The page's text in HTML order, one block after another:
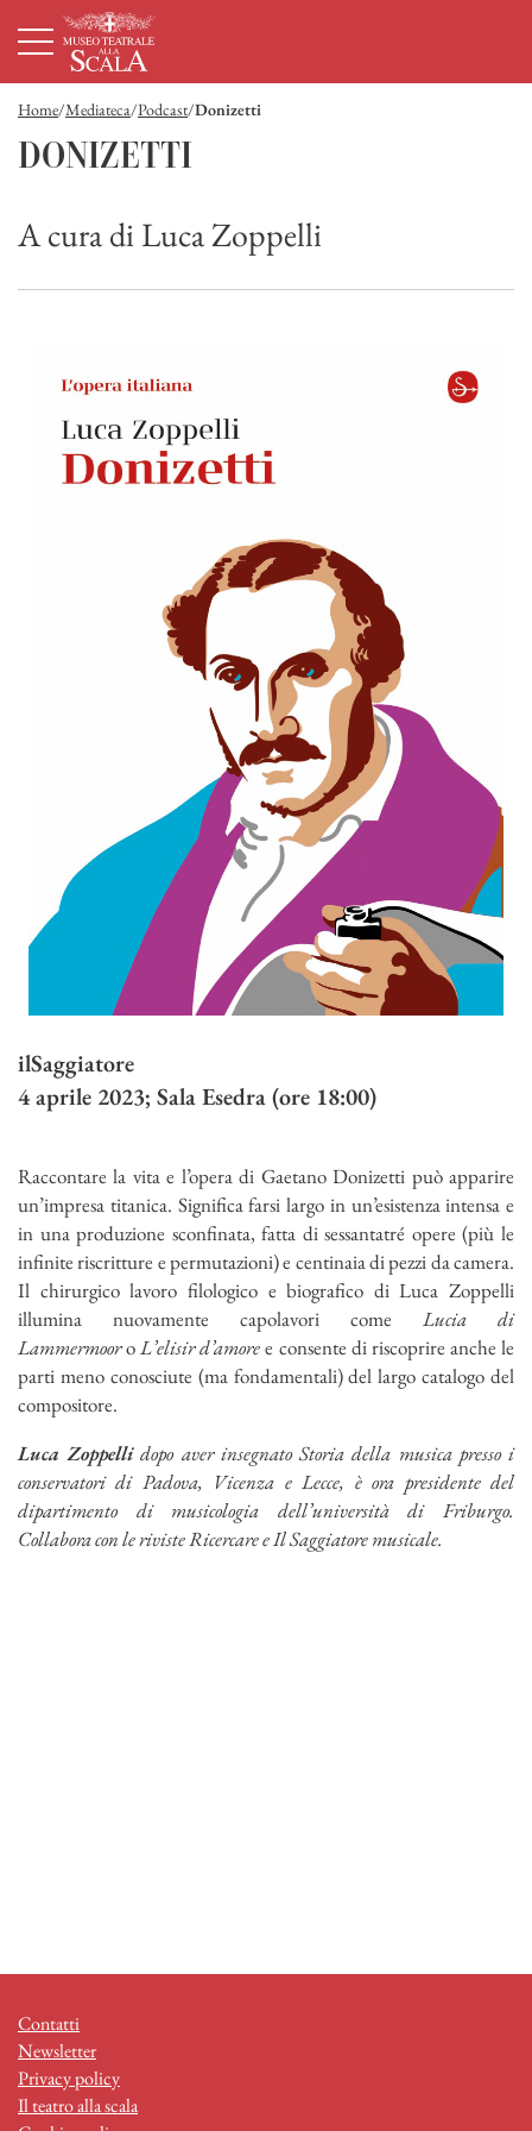
HomepageMenù principale
Home Mediateca Podcast Donizetti
Donizetti
DONIZETTI
A cura di Luca Zoppelli
ilSaggiatore
4 aprile 2023; Sala Esedra (ore 18:00)
Raccontare la vita e l’opera di Gaetano Donizetti può apparire
un’impresa titanica. Significa farsi largo in un’esistenza intensa e
in una produzione sconfinata, fatta di sessantatré opere (più le
infinite riscritture e permutazioni) e centinaia di pezzi da camera.
Il chirurgico lavoro filologico e biografico di Luca Zoppelli
illumina nuovamente capolavori come Lucia di
LammermooroL’elisir d’amoree consente di riscoprire anche le
parti meno conosciute (ma fondamentali) del largo catalogo del
compositore.
Luca Zoppellidopo aver insegnato Storia della musica presso i
conservatori di Padova, Vicenza e Lecce, è ora presidente del
dipartimento di musicologia dell’università di Friburgo.
Collabora con le riviste Ricercare e Il Saggiatore musicale.
Contatti
Newsletter
Privacy policy
Il teatro alla scala